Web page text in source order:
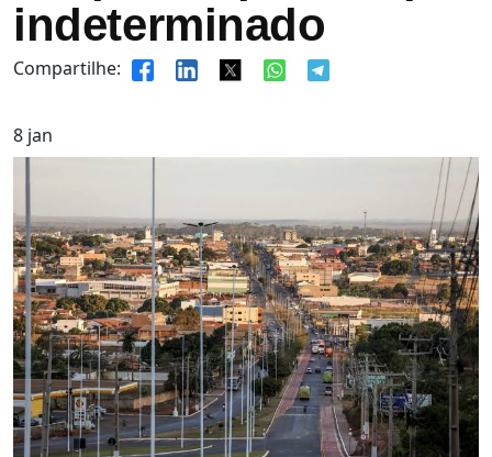
indeterminado
Compartilhe:
8 jan